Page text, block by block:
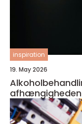
inspiration
19. May 2026
afhængigheden